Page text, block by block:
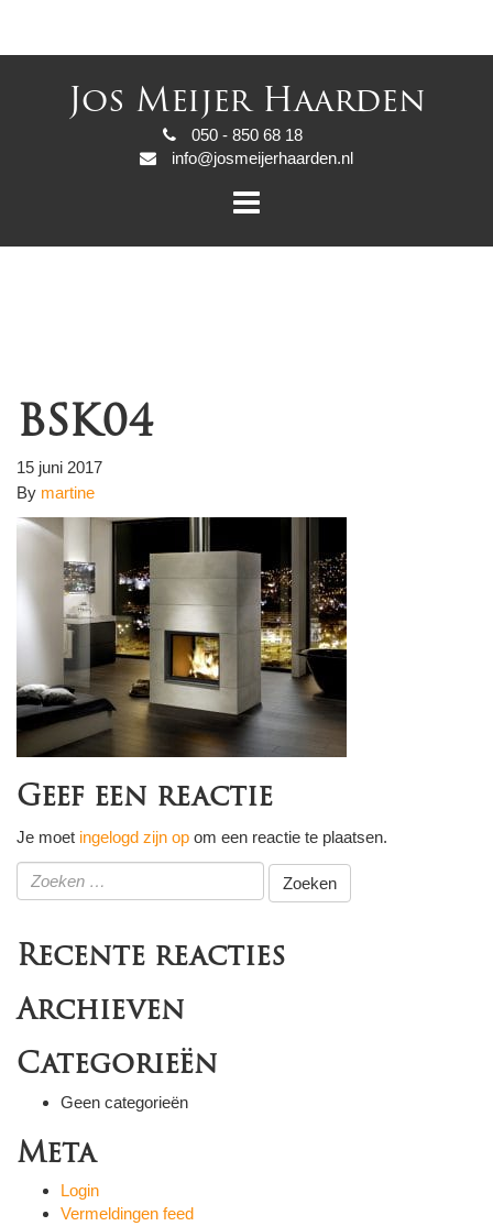
Jos Meijer Haarden
050 - 850 68 18
info@josmeijerhaarden.nl
BSK04
15 juni 2017
By martine
Geef een reactie
Je moet ingelogd zijn op om een reactie te plaatsen.
Zoeken
naar:
Recente reacties
Archieven
Categorieën
Geen categorieën
Meta
Login
Vermeldingen feed